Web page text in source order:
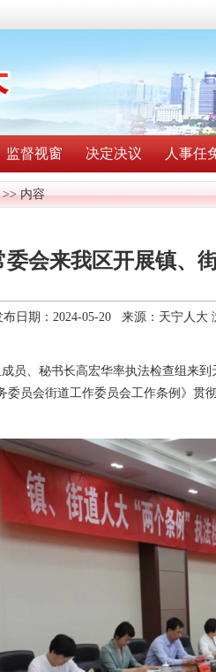
监督视窗 决定决议 人事任
>> 内容
委会来我区开展镇、
布日期：2024-05-20 来源：天宁人大
员、秘书长高宏华率执法检查组来
委员会街道工作委员会工作条例》贯